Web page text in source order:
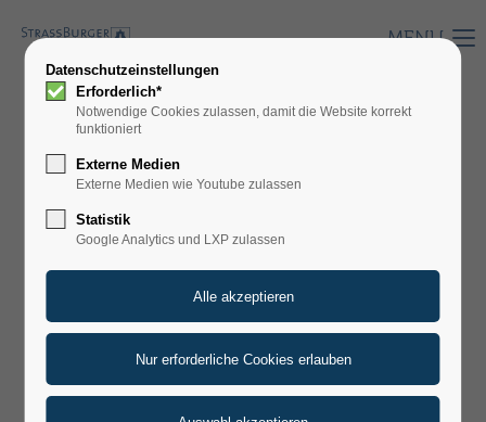
MENU
HERMETIX 400 P
Datenschutzeinstellungen
Erforderlich*
Notwendige Cookies zulassen, damit die Website korrekt
funktioniert
Externe Medien
Externe Medien wie Youtube zulassen
Statistik
Google Analytics und LXP zulassen